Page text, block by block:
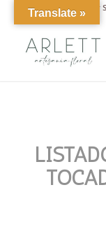
Av. Pintor Xavier
Translate »